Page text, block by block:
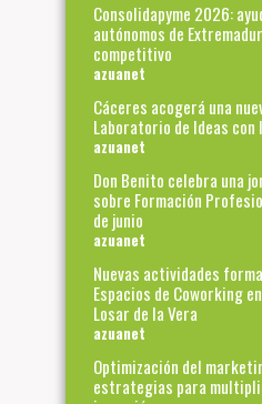
Consolidapyme 2026:
autónomos de
competitivo
azuanet
Cáceres acogerá una
Laboratorio de Ideas con
azuanet
Don Benito celebra una
sobre Formación
de junio
azuanet
Nuevas actividades
Espacios de Coworking
Losar de la Vera
azuanet
Optimización del
estrategias para